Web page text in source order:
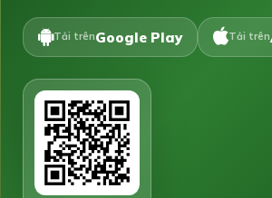
Tải trênGoogle Play Tải trên